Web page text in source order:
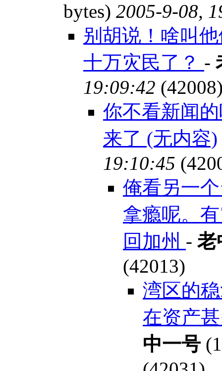
bytes) 2005-9-08,
别胡说！啥叫
十万灾民了？ -
19:09:42
你不看新闻
来了 (无内容)
19:10:45
俺看另一
拿瘾呢。
回加州 - 老
(42013)
湾区的
在资产
中一号